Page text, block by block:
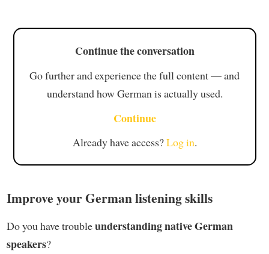
Continue the conversation
Go further and experience the full content — and
understand how German is actually used.
Continue
Already have access?Log in.
Improve your German listening skills
Do you have troubleunderstanding native German
speakers?